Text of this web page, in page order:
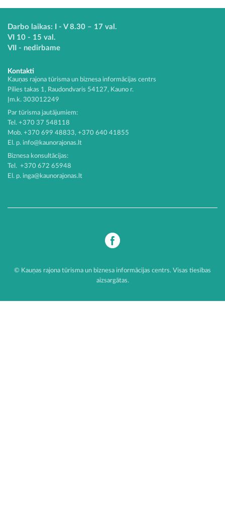
Darbo laikas: I - V 8.30 – 17 val.
VI 10 - 15 val.
VII - nedirbame
Kontakti
Kauņas rajona tūrisma un biznesa informācijas centrs
Pilies takas 1, Raudondvaris 54127, Kauno r.
Įm.k. 303012249
Par tūrisma jautājumiem:
Tel. +370 37 548118
Mob. +370 699 48833, +370 640 41855
El. p. info@kaunorajonas.lt
Biznesa konsultācijas:
Tel. +370 672 65948
El. p. inga@kaunorajonas.lt
© Kauņas rajona tūrisma un biznesa informācijas centrs. Visas tiesības
aizsargātas.